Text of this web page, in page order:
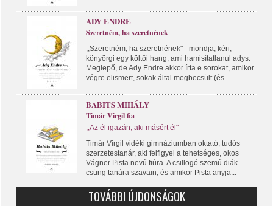
ADY ENDRE
Szeretném, ha szeretnének
,,Szeretném, ha szeretnének" - mondja, kéri,
könyörgi egy költői hang, ami hamisítatlanul adys.
Meglepő, de Ady Endre akkor írta e sorokat, amikor
végre elismert, sokak által megbecsült (és...
BABITS MIHÁLY
Timár Virgil fia
,,Az él igazán, aki másért él"
Timár Virgil vidéki gimnáziumban oktató, tudós
szerzetestanár, aki felfigyel a tehetséges, okos
Vágner Pista nevű fiúra. A csillogó szemű diák
csüng tanára szavain, és amikor Pista anyja...
TOVÁBBI ÚJDONSÁGOK